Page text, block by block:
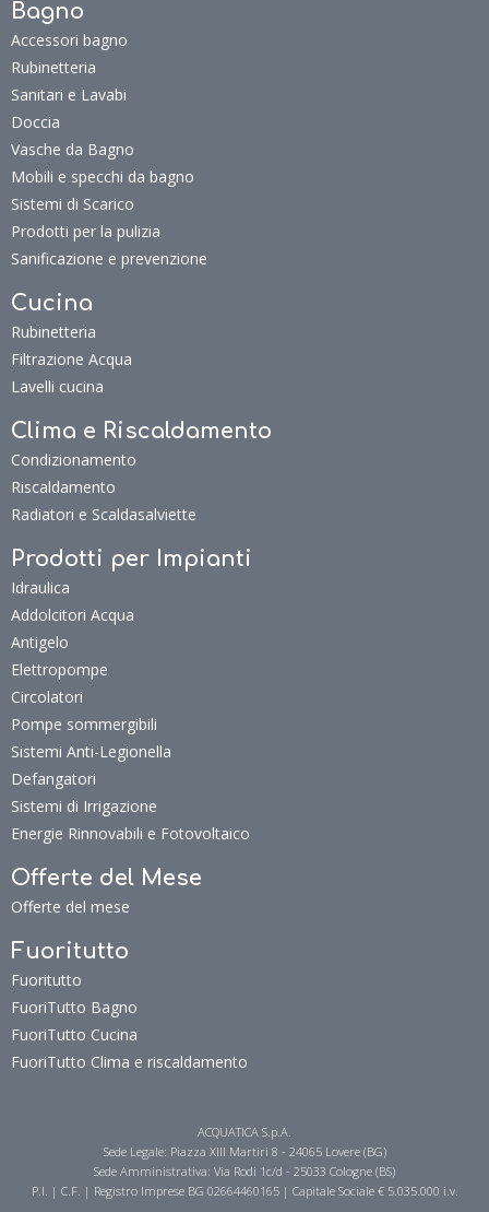
Bagno
Accessori bagno
Rubinetteria
Sanitari e Lavabi
Doccia
Vasche da Bagno
Mobili e specchi da bagno
Sistemi di Scarico
Prodotti per la pulizia
Sanificazione e prevenzione
Cucina
Rubinetteria
Filtrazione Acqua
Lavelli cucina
Clima e Riscaldamento
Condizionamento
Riscaldamento
Radiatori e Scaldasalviette
Prodotti per Impianti
Idraulica
Addolcitori Acqua
Antigelo
Elettropompe
Circolatori
Pompe sommergibili
Sistemi Anti-Legionella
Defangatori
Sistemi di Irrigazione
Energie Rinnovabili e Fotovoltaico
Offerte del Mese
Offerte del mese
Fuoritutto
Fuoritutto
FuoriTutto Bagno
FuoriTutto Cucina
FuoriTutto Clima e riscaldamento
ACQUATICA S.p.A.
Sede Legale: Piazza XIII Martiri 8 - 24065 Lovere (BG)
Sede Amministrativa: Via Rodi 1c/d - 25033 Cologne (BS)
P.I. | C.F. | Registro Imprese BG 02664460165 | Capitale Sociale € 5.035.000 i.v.